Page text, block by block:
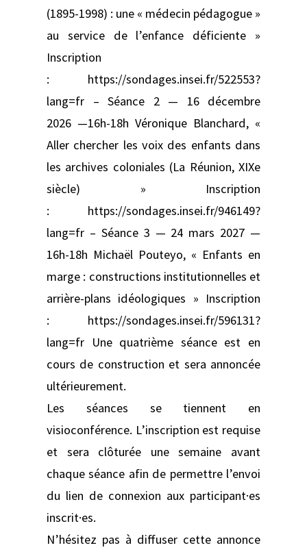
(1895-1998) : une « médecin pédagogue »
au service de l’enfance déficiente »
Inscription
: https://sondages.insei.fr/522553?
lang=fr – Séance 2 — 16 décembre
2026 —16h-18h Véronique Blanchard, «
Aller chercher les voix des enfants dans
les archives coloniales (La Réunion, XIXe
siècle) » Inscription
: https://sondages.insei.fr/946149?
lang=fr – Séance 3 — 24 mars 2027 —
16h-18h Michaël Pouteyo, « Enfants en
marge : constructions institutionnelles et
arrière-plans idéologiques » Inscription
: https://sondages.insei.fr/596131?
lang=fr Une quatrième séance est en
cours de construction et sera annoncée
ultérieurement.
Les séances se tiennent en
visioconférence. L’inscription est requise
et sera clôturée une semaine avant
chaque séance afin de permettre l’envoi
du lien de connexion aux participant·es
inscrit·es.
N’hésitez pas à diffuser cette annonce